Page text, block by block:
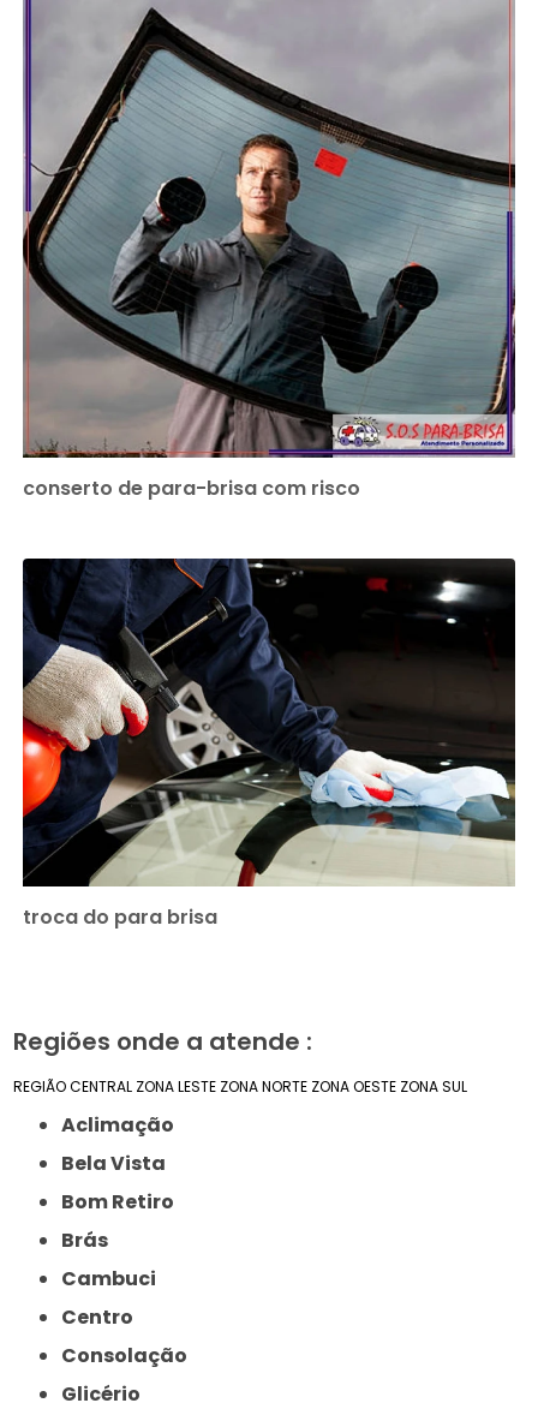
conserto de para-brisa com risco
troca do para brisa
Regiões onde a atende :
REGIÃO CENTRAL ZONA LESTE ZONA NORTE ZONA OESTE ZONA SUL
Aclimação
Bela Vista
Bom Retiro
Brás
Cambuci
Centro
Consolação
Glicério